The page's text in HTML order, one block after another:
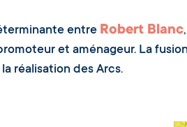
entre Robert Blanc
et aménageur. La
réalisation des Arcs.